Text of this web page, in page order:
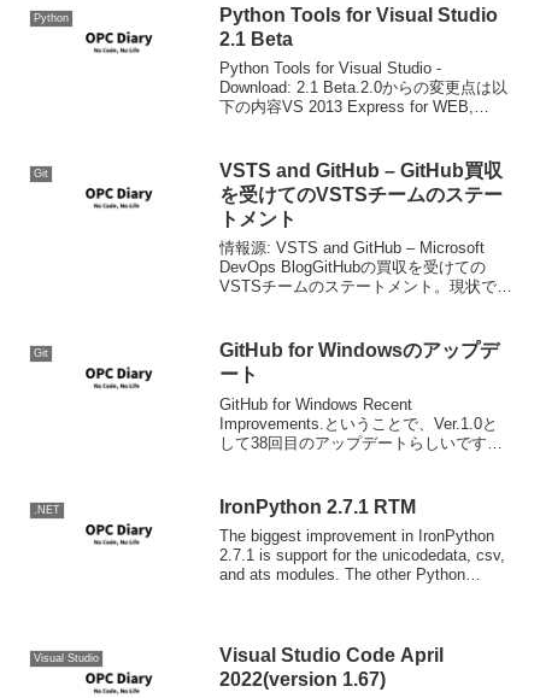
Python
Python Tools for Visual Studio
2.1 Beta
Python Tools for Visual Studio -
Download: 2.1 Beta.2.0からの変更点は以
下の内容VS 2013 Express for WEB,
Git
VSTS and GitHub – GitHub買収
を受けてのVSTSチームのステー
トメント
情報源: VSTS and GitHub – Microsoft
DevOps BlogGitHubの買収を受けての
VSTSチームのステートメント。現状では
GitHub別の...
Git
GitHub for Windowsのアップデ
ート
GitHub for Windows Recent
Improvements.ということで、Ver.1.0と
して38回目のアップデートらしいです。
.NET IronPython 2.7.1 RTM
The biggest improvement in IronPython
2.7.1 is support for the unicodedata, csv,
and ats modules. The other Python
Visual Studio
Visual Studio Code April
2022(version 1.67)